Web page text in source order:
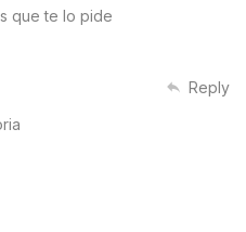
que te lo pide
Reply